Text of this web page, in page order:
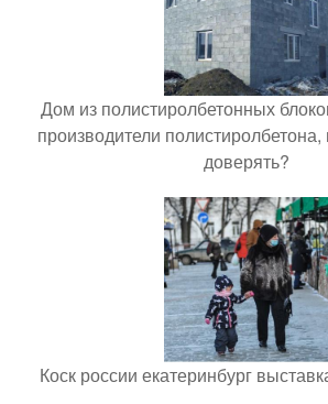
Дом из полистиролбетонных
производители
доверять?
Коск россии екатеринбург